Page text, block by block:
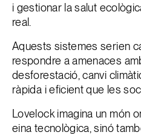
i gestionar la salut
real.
Aquests sistemes serien
respondre a amenaces
desforestació, canvi
ràpida i eficient que les
Lovelock imagina un món
eina tecnològica, sinó